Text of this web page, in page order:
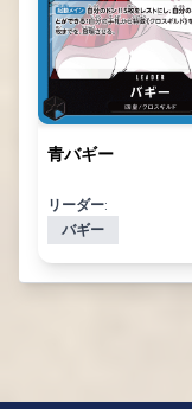
青バギー
リーダー:
バギー